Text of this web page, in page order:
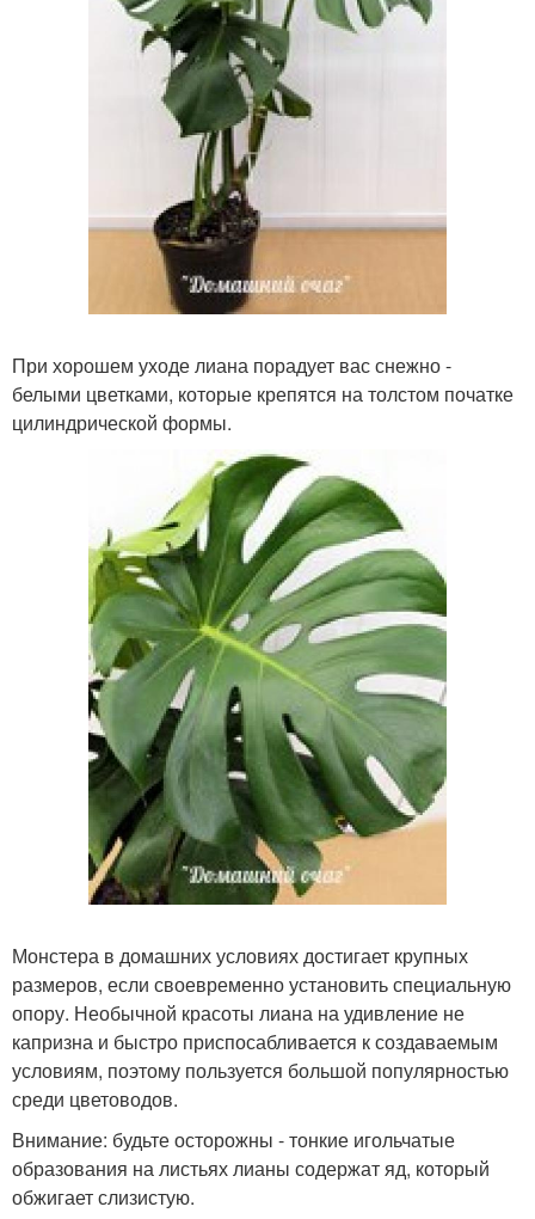
При хорошем уходе лиана порадует вас снежно -
белыми цветками, которые крепятся на толстом початке
цилиндрической формы.
Монстера в домашних условиях достигает крупных
размеров, если своевременно установить специальную
опору. Необычной красоты лиана на удивление не
капризна и быстро приспосабливается к создаваемым
условиям, поэтому пользуется большой популярностью
среди цветоводов.
Внимание: будьте осторожны - тонкие игольчатые
образования на листьях лианы содержат яд, который
обжигает слизистую.